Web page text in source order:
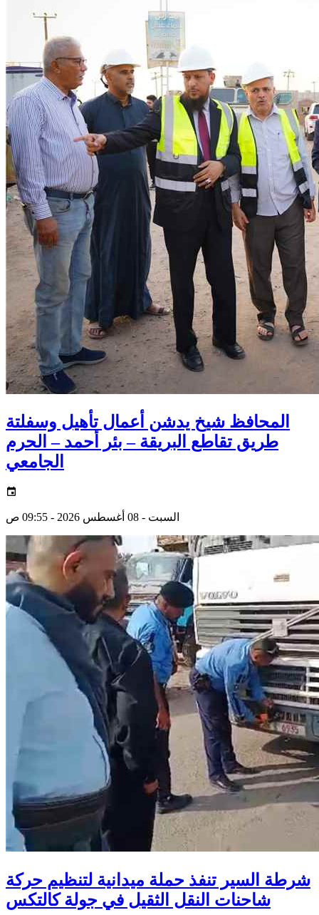
المحافظ شيخ يدشن أعمال تأهيل وسفلتة
طريق تقاطع البريقة – بئر أحمد – الحرم
الجامعي
السبت - 08 أغسطس 2026 - 09:55 ص
شرطة السير تنفذ حملة ميدانية لتنظيم حركة
شاحنات النقل الثقيل في جولة كالتكس